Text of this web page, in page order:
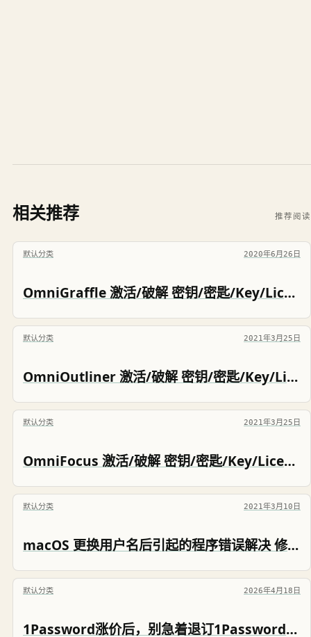
相关推荐 推荐阅读
默认分类 2020年6月26日
OmniGraffle 激活/破解 密钥/密匙/Key/License
默认分类 2021年3月25日
OmniOutliner 激活/破解 密钥/密匙/Key/License
默认分类 2021年3月25日
OmniFocus 激活/破解 密钥/密匙/Key/License
默认分类 2021年3月10日
macOS 更换用户名后引起的程序错误解决 修改程序配置文件为新用户名
默认分类 2026年4月18日
1Password涨价后，别急着退订1Password，这个操作能帮你省25%